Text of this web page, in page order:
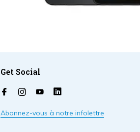
Get Social
Abonnez-vous à notre infolettre